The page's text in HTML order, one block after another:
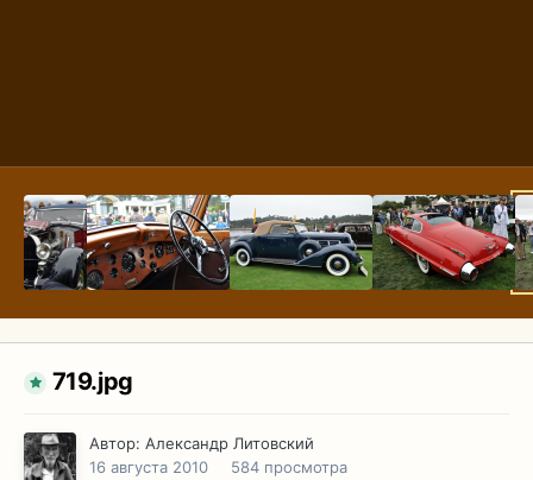
719.jpg
Автор: Александр Литовский
16 августа 2010
584 просмотра